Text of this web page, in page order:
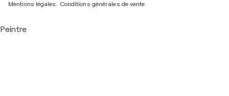
Mentions légales. Conditions générales de vente
Peintre